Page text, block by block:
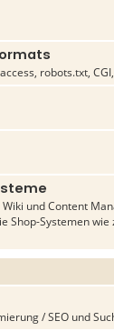
robots.txt,
und Content
Shop-Systemen wie
/ SEO und